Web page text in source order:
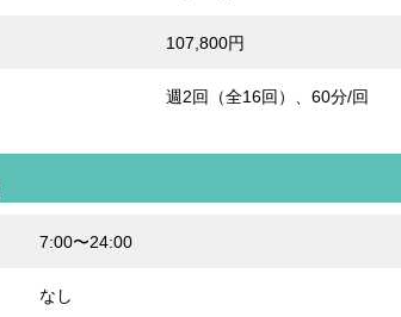
107,800円
週2回（全16回）、60分/回
7:00〜24:00
なし